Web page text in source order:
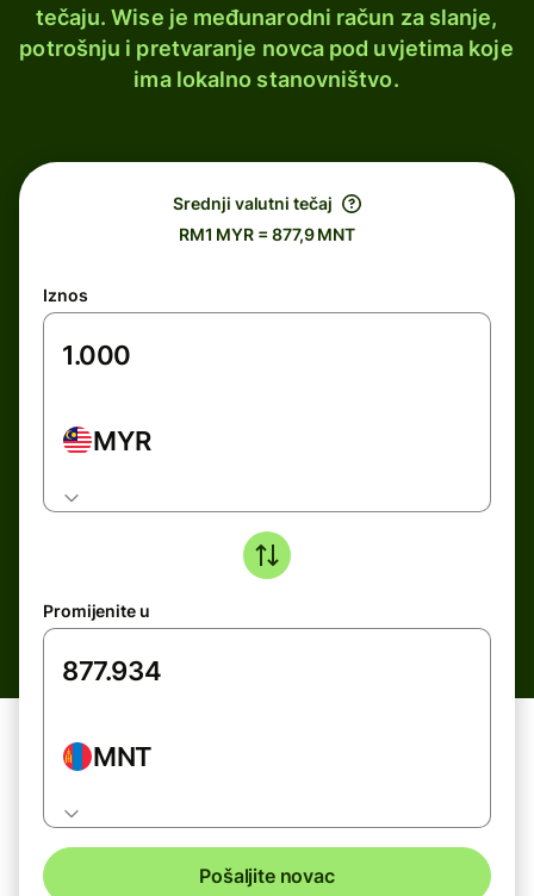
tečaju. Wise je međunarodni račun za slanje,
potrošnju i pretvaranje novca pod uvjetima koje
ima lokalno stanovništvo.
Srednji valutni tečaj
RM1 MYR = 877,9 MNT
Iznos
MYR
Promijenite u
MNT
Pošaljite novac